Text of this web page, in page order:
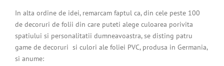
In alta ordine de idei, remarcam faptul ca, din cele peste 100
de decoruri de folii din care puteti alege culoarea porivita
spatiului si personalitatii dumneavoastra, se disting patru
game de decoruri si culori ale foliei PVC, produsa in Germania,
si anume: